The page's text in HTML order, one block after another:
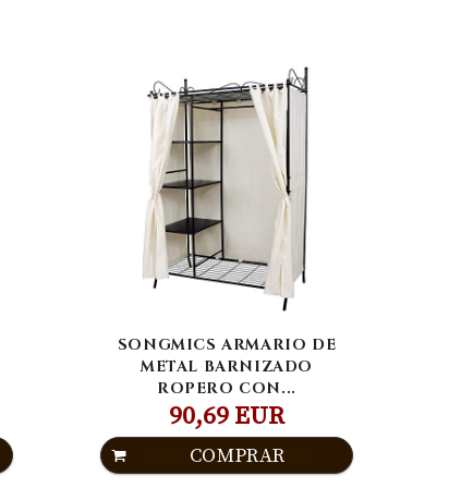
SONGMICS ARMARIO DE
METAL BARNIZADO
ROPERO CON...
90,69 EUR
COMPRAR